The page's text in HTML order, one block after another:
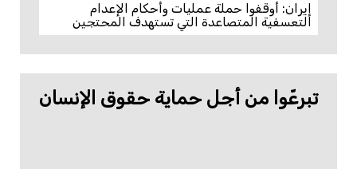
إيران: أوقفوا حملة عمليات وأحكام الإعدام
التعسفية المتصاعدة التي تستهدف المحتجين
تبرعّوا من أجل حماية حقوق الإنسان